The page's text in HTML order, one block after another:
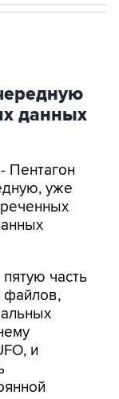
данных
часть
и
Пентагона